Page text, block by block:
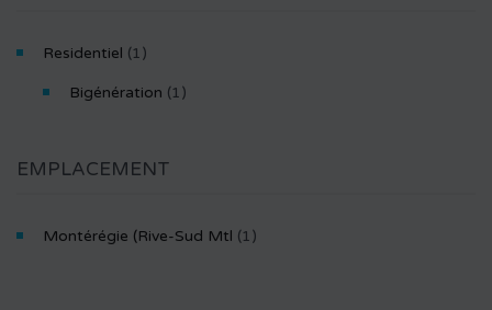
Residentiel (1)
Bigénération (1)
EMPLACEMENT
Montérégie (Rive-Sud Mtl (1)